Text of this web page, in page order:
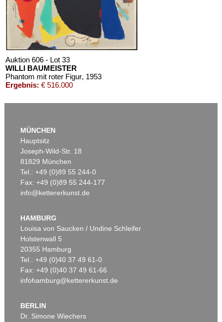
Auktion 606 - Lot 33
WILLI BAUMEISTER
Phantom mit roter Figur, 1953
Ergebnis: € 516.000
Auktion 416 - Lot 706
Ergebnis:€ 439.200
MÜNCHEN
Hauptsitz
Joseph-Wild-Str. 18
81829 München
Tel.: +49 (0)89 55 244-0
Fax: +49 (0)89 55 244-177
info@kettererkunst.de
HAMBURG
Louisa von Saucken / Undine Schleifer
Holstenwall 5
20355 Hamburg
Tel.: +49 (0)40 37 49 61-0
Fax: +49 (0)40 37 49 61-66
infohamburg@kettererkunst.de
BERLIN
Dr. Simone Wiechers